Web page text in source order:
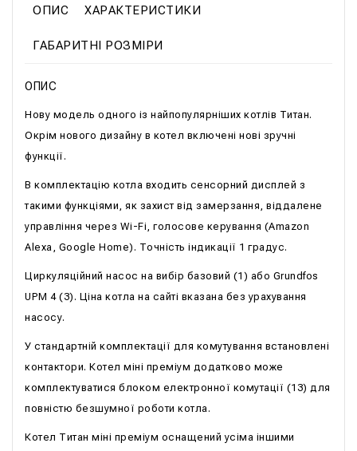
ОПИС ХАРАКТЕРИСТИКИ
ГАБАРИТНІ РОЗМІРИ
ОПИС
Нову модель одного із найпопулярніших котлів Титан.
Окрім нового дизайну в котел включені нові зручні
функції.
В комплектацію котла входить сенсорний дисплей з
такими функціями, як захист від замерзання, віддалене
управління через Wi-Fi, голосове керування (Amazon
Alexa, Google Home). Точність індикації 1 градус.
Циркуляційний насос на вибір базовий (1) або Grundfos
UPM 4 (3). Ціна котла на сайті вказана без урахування
насосу.
У стандартній комплектації для комутування встановлені
контактори. Котел міні преміум додатково може
комплектуватися блоком електронної комутації (13) для
повністю безшумної роботи котла.
Котел Титан міні преміум оснащений усіма іншими